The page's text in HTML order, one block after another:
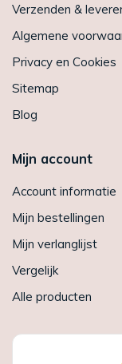
Verzenden &
Algemene
Privacy en Cookies
Sitemap
Blog
Mijn account
Account informatie
Mijn bestellingen
Mijn verlanglijst
Vergelijk
Alle producten